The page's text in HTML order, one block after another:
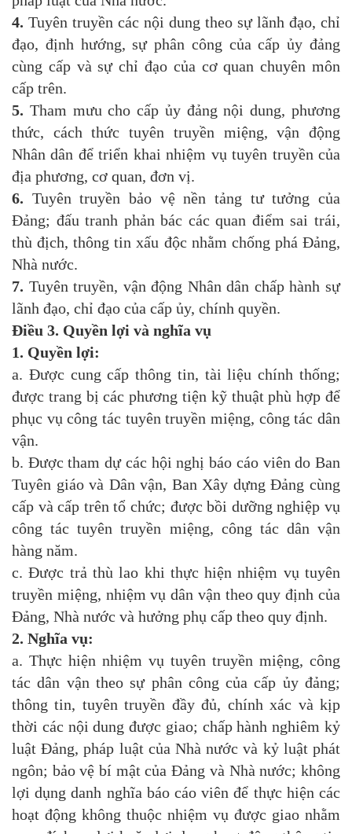
4. Tuyên truyền các nội dung theo sự lãnh đạo, chỉ
đạo, định hướng, sự phân công của cấp ủy đảng
cùng cấp và sự chỉ đạo của cơ quan chuyên môn
cấp trên.
5. Tham mưu cho cấp ủy đảng nội dung, phương
thức, cách thức tuyên truyền miệng, vận động
Nhân dân để triển khai nhiệm vụ tuyên truyền của
địa phương, cơ quan, đơn vị.
6. Tuyên truyền bảo vệ nền tảng tư tưởng của
Đảng; đấu tranh phản bác các quan điểm sai trái,
thù địch, thông tin xấu độc nhằm chống phá Đảng,
Nhà nước.
7. Tuyên truyền, vận động Nhân dân chấp hành sự
lãnh đạo, chỉ đạo của cấp ủy, chính quyền.
Điều 3. Quyền lợi và nghĩa vụ
1. Quyền lợi:
a. Được cung cấp thông tin, tài liệu chính thống;
được trang bị các phương tiện kỹ thuật phù hợp để
phục vụ công tác tuyên truyền miệng, công tác dân
vận.
b. Được tham dự các hội nghị báo cáo viên do Ban
Tuyên giáo và Dân vận, Ban Xây dựng Đảng cùng
cấp và cấp trên tổ chức; được bồi dưỡng nghiệp vụ
công tác tuyên truyền miệng, công tác dân vận
hàng năm.
c. Được trả thù lao khi thực hiện nhiệm vụ tuyên
truyền miệng, nhiệm vụ dân vận theo quy định của
Đảng, Nhà nước và hưởng phụ cấp theo quy định.
2. Nghĩa vụ:
a. Thực hiện nhiệm vụ tuyên truyền miệng, công
tác dân vận theo sự phân công của cấp ủy đảng;
thông tin, tuyên truyền đầy đủ, chính xác và kịp
thời các nội dung được giao; chấp hành nghiêm kỷ
luật Đảng, pháp luật của Nhà nước và kỷ luật phát
ngôn; bảo vệ bí mật của Đảng và Nhà nước; không
lợi dụng danh nghĩa báo cáo viên để thực hiện các
hoạt động không thuộc nhiệm vụ được giao nhằm